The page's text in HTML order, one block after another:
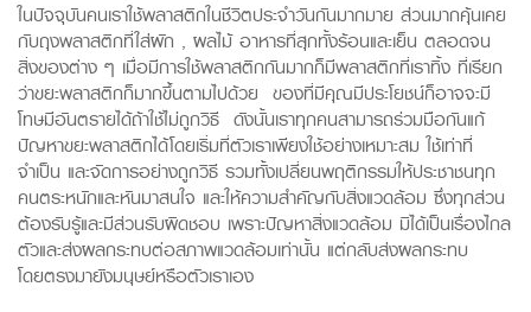
ในปัจจุบันคนเราใช้พลาสติกในชีวิตประจำวันกันมากมาย ส่วนมากคุ้นเคย
กับถุงพลาสติกที่ใส่ผัก , ผลไม้ อาหารที่สุกทั้งร้อนและเย็น ตลอดจน
สิ่งของต่าง ๆ เมื่อมีการใช้พลาสติกกันมากก็มีพลาสติกที่เราทิ้ง ที่เรียก
ว่าขยะพลาสติกก็มากขึ้นตามไปด้วย ของที่มีคุณมีประโยชน์ก็อาจจะมี
โทษมีอันตรายได้ถ้าใช้ไม่ถูกวิธี ดังนั้นเราทุกคนสามารถร่วมมือกันแก้
ปัญหาขยะพลาสติกได้โดยเริ่มที่ตัวเราเพียงใช้อย่างเหมาะสม ใช้เท่าที่
จำเป็น และจัดการอย่างถูกวิธี รวมทั้งเปลี่ยนพฤติกรรมให้ประชาชนทุก
คนตระหนักและหันมาสนใจ และให้ความสำคัญกับสิ่งแวดล้อม ซึ่งทุกส่วน
ต้องรับรู้และมีส่วนรับผิดชอบ เพราะปัญหาสิ่งแวดล้อม มิได้เป็นเรื่องไกล
ตัวและส่งผลกระทบต่อสภาพแวดล้อมเท่านั้น แต่กลับส่งผลกระทบ
โดยตรงมายังมนุษย์หรือตัวเราเอง